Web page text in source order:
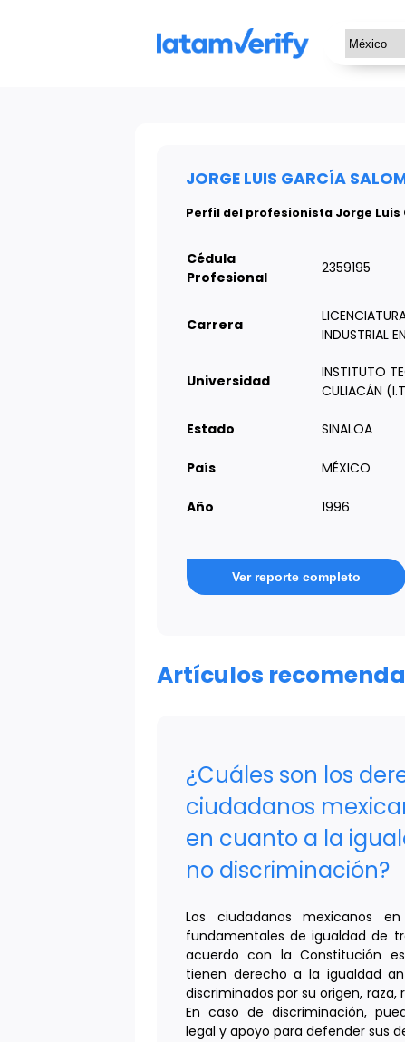
JORGE LUIS GARCÍA
Perfil del profesionista Jorge Luis
Cédula
Profesional
2359195
Carrera
INDUSTRIAL
Universidad
INSTITUTO
CULIACÁN
Estado SINALOA
País MÉXICO
Año 1996
Ver reporte completo
Artículos
¿Cuáles son los
ciudadanos
en cuanto a la
no discriminación?
Los ciudadanos mexicanos
fundamentales de igualdad de
acuerdo con la Constitución
tienen derecho a la igualdad
discriminados por su origen, raza,
En caso de discriminación,
legal y apoyo para defender sus